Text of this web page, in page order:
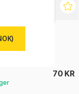
Pensel SV-
70 KR